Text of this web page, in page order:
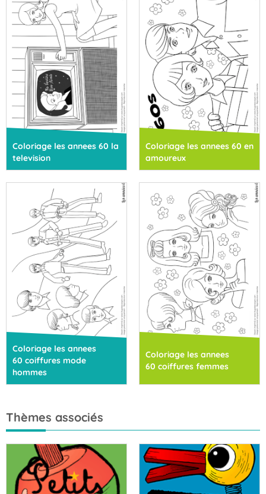
Coloriage les annees 60 la
television
Coloriage les annees 60 en
amoureux
Coloriage les annees
60 coiffures mode
hommes
Coloriage les annees
60 coiffures femmes
Thèmes associés